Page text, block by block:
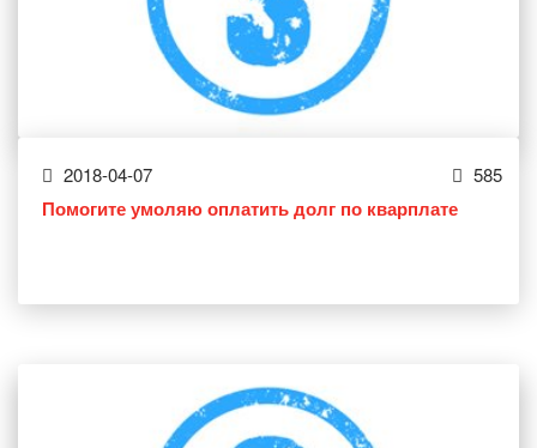
2018-04-07 585
Помогите умоляю оплатить долг по кварплате